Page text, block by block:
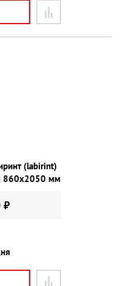
(labirint)
860х2050 мм
₽